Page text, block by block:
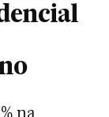
na